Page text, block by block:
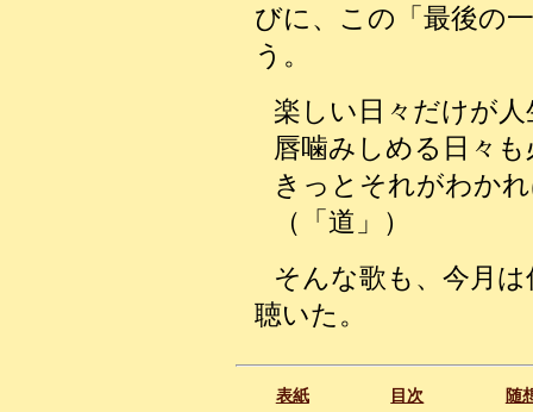
びに、この「最後の
う。
楽しい日々だけが
唇噛みしめる日々
きっとそれがわか
（「道」）
そんな歌も、今月
聴いた。
表紙 目次 随